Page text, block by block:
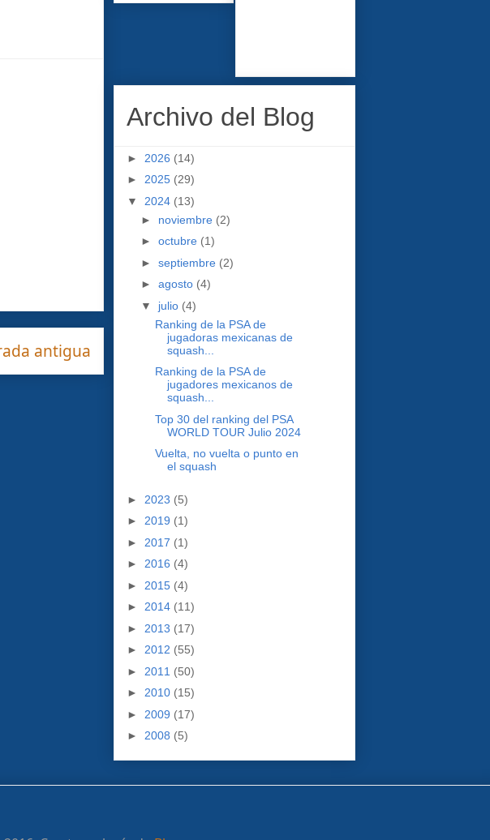
antigua
Archivo del Blog
► 2026 (14)
► 2025 (29)
▼ 2024 (13)
► noviembre (2)
► octubre (1)
► septiembre (2)
► agosto (4)
▼ julio (4)
Ranking de la PSA de
jugadoras mexicanas de
squash...
Ranking de la PSA de
jugadores mexicanos de
squash...
Top 30 del ranking del PSA
WORLD TOUR Julio 2024
Vuelta, no vuelta o punto en
el squash
► 2023 (5)
► 2019 (1)
► 2017 (1)
► 2016 (4)
► 2015 (4)
► 2014 (11)
► 2013 (17)
► 2012 (55)
► 2011 (50)
► 2010 (15)
► 2009 (17)
► 2008 (5)